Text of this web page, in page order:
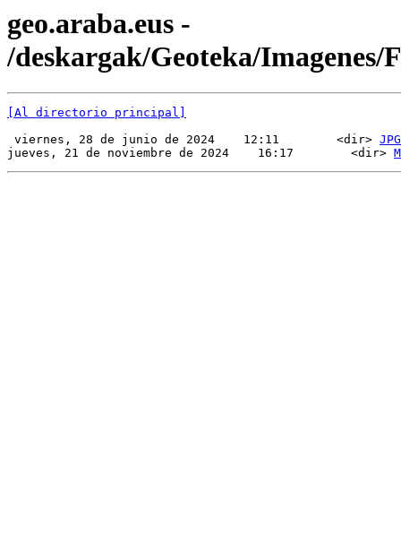
geo.araba.eus -
/deskargak/Geoteka/Imagenes/
[Al directorio principal]
viernes, 28 de junio de 2024    12:11        <dir> JPG
jueves, 21 de noviembre de 2024    16:17        <dir>